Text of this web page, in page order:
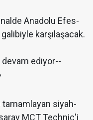
Anadolu Efes-
karşılaşacak.
ediyor--
tamamlayan siyah-
MCT Technic'i